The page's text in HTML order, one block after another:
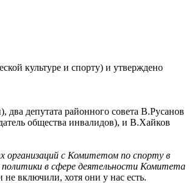
культуре и спорту) и утверждено
депутата районного совета В.Русанов
общества инвалидов), и В.Хайков
организаций с Комитетом по спорту в
политики в сфере деятельности Комитета
включили, хотя они у нас есть.